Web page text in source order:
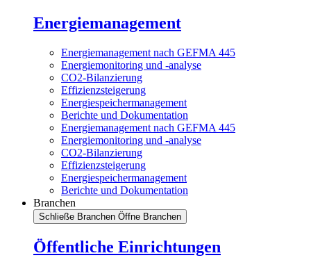
Energiemanagement
Energiemanagement nach GEFMA 445
Energiemonitoring und -analyse
CO2-Bilanzierung
Effizienzsteigerung
Energiespeichermanagement
Berichte und Dokumentation
Energiemanagement nach GEFMA 445
Energiemonitoring und -analyse
CO2-Bilanzierung
Effizienzsteigerung
Energiespeichermanagement
Berichte und Dokumentation
Branchen
Schließe Branchen Öffne Branchen
Öffentliche Einrichtungen